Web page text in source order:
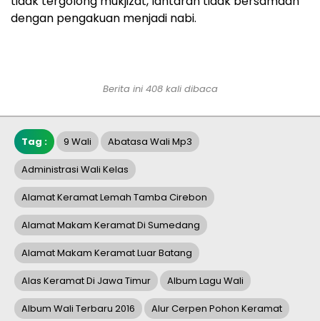
dengan pengakuan menjadi nabi.
Berita ini 408 kali dibaca
Tag : 9 Wali Abatasa Wali Mp3
Administrasi Wali Kelas
Alamat Keramat Lemah Tamba Cirebon
Alamat Makam Keramat Di Sumedang
Alamat Makam Keramat Luar Batang
Alas Keramat Di Jawa Timur Album Lagu Wali
Album Wali Terbaru 2016 Alur Cerpen Pohon Keramat